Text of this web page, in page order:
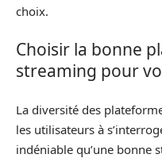
choix.
Choisir la bonne
streaming pour
La diversité des
les utilisateurs à
indéniable qu’une bonne